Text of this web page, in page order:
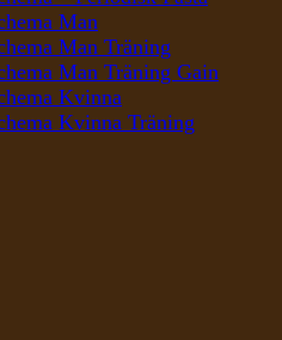
Man
Man Träning
Man Träning Gain
Kvinna
Kvinna Träning